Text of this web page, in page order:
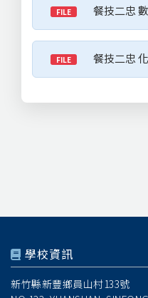
FILE 餐技二忠
FILE 餐技二忠
學校資訊
新竹縣新豐鄉員山村133號